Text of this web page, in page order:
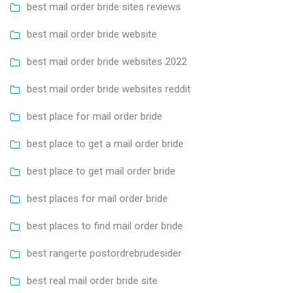
best mail order bride sites reviews
best mail order bride website
best mail order bride websites 2022
best mail order bride websites reddit
best place for mail order bride
best place to get a mail order bride
best place to get mail order bride
best places for mail order bride
best places to find mail order bride
best rangerte postordrebrudesider
best real mail order bride site